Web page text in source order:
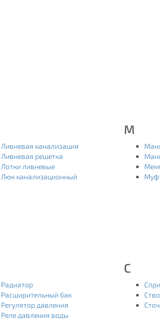
Ливневая канализация
Ливневая решетка
Лотки ливневые
Люк канализационный
М
Радиатор
Расширительный бак
Регулятор давления
Реле давления воды
С